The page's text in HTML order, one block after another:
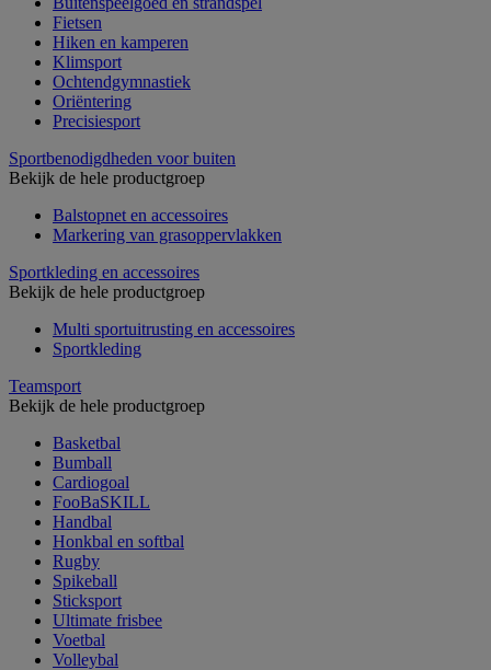
Fietsen
Hiken en kamperen
Klimsport
Ochtendgymnastiek
Oriëntering
Precisiesport
Sportbenodigdheden voor buiten
Bekijk de hele productgroep
Balstopnet en accessoires
Markering van grasoppervlakken
Sportkleding en accessoires
Bekijk de hele productgroep
Multi sportuitrusting en accessoires
Sportkleding
Teamsport
Bekijk de hele productgroep
Basketbal
Bumball
Cardiogoal
FooBaSKILL
Handbal
Honkbal en softbal
Rugby
Spikeball
Sticksport
Ultimate frisbee
Voetbal
Volleybal